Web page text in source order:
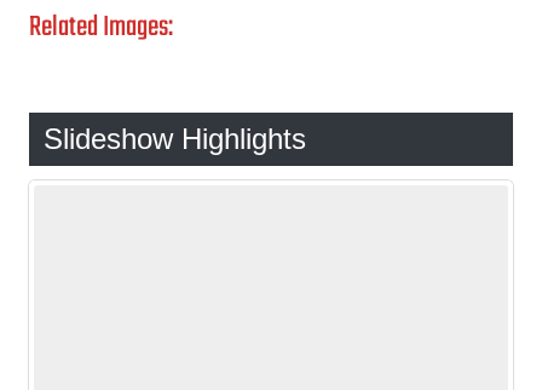
Related Images:
Slideshow Highlights